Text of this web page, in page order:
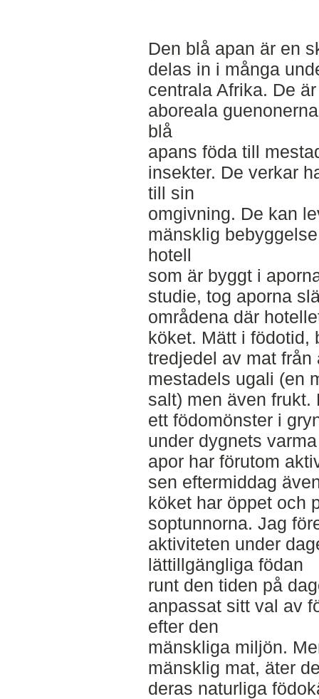
Den blå apan är en
delas in i många
centrala Afrika. De
aboreala
blå
apans föda till
insekter. De verkar
till sin
omgivning. De kan
mänsklig
hotell
som är byggt i
studie, tog aporna
områdena där
köket. Mätt i födotid,
tredjedel av mat
mestadels ugali (en
salt) men även frukt.
ett födomönster i
under dygnets
apor har förutom
sen eftermiddag
köket har öppet och
soptunnorna. Jag
aktiviteten under
lättillgängliga födan
runt den tiden på
anpassat sitt val av
efter den
mänskliga miljön.
mänsklig mat, äter
deras naturliga